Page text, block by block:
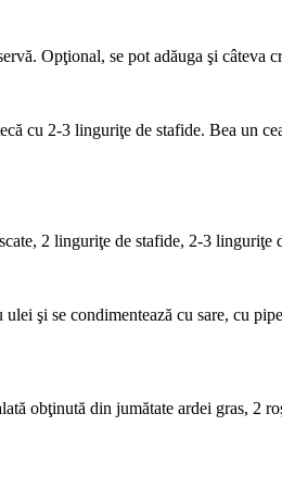
Opţional, se pot adăuga şi câteva
cu 2-3 linguriţe de stafide. Bea un
2 linguriţe de stafide, 2-3 linguriţe
şi se condimentează cu sare, cu
obţinută din jumătate ardei gras,